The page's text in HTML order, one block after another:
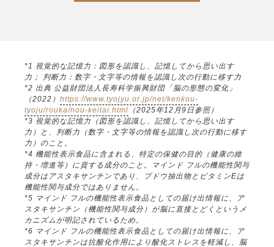
*1 視覚的な記憶力：図形を認識し、記憶してから思い出す
力； 判断力：数字・文字等の情報を認識し次の行動に移す力
*2 出典 公益財団法人長寿科学振興財団「脳の形態の変化」
（2022） https://www.tyojyu.or.jp/net/kenkou-
tyoju/rouka/nou-keitai.html （2025年12月9日参照）
*3 視覚的な記憶力（図形を認識し、記憶してから思い出す
力）と、判断力（数字・文字等の情報を認識し次の行動に移す
力）のこと。
*4 機能性表示食品に含まれる、特定の保健の目的（健康の維
持・増進等）に資する成分のこと。マインド フルの機能性関与
成分はアスタキサンチンであり、ブドウ抽出物とビタミンEは
機能性関与成分ではありません。
*5 マインド フルの機能性表示食品としての届け出情報に、ア
スタキサンチン（機能性関与成分）が脳に直接とどくというメ
カニズムが明記されているため。
*6 マインド フルの機能性表示食品としての届け出情報に、ア
スタキサンチンは抗酸化作用により酸化ストレスを軽減し、脳